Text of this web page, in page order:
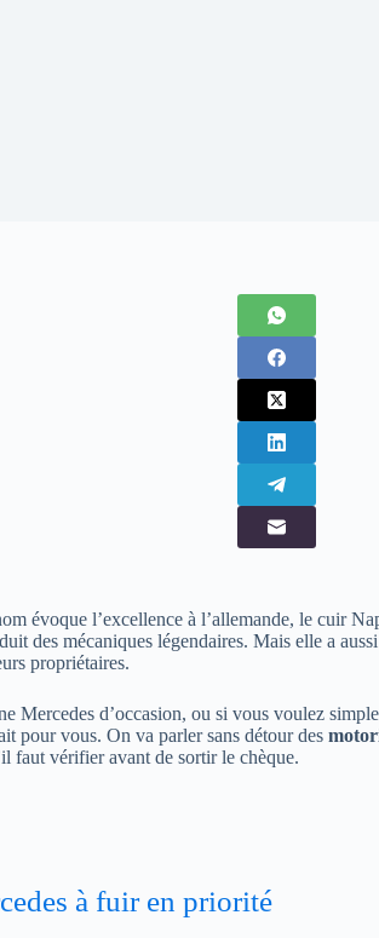
évoque l’excellence à l’allemande, le cuir
des mécaniques légendaires. Mais elle a
propriétaires.
Mercedes d’occasion, ou si vous voulez
pour vous. On va parler sans détour des
faut vérifier avant de sortir le chèque.
à fuir en priorité